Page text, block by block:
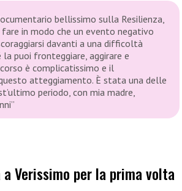
bellissimo sulla Resilienza,
fare in modo che un evento negativo
davanti a una difficoltà
puoi fronteggiare, aggirare e
è complicatissimo e il
atteggiamento. È stata una delle
periodo, con mia madre,
Verissimo per la prima volta